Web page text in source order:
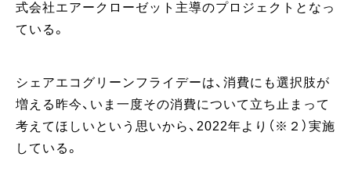
式会社エアークローゼット主導のプロジェクトとなっ
ている。
シェアエコグリーンフライデーは、消費にも選択肢が
増える昨今、いま一度その消費について立ち止まって
考えてほしいという思いから、2022年より（※２）実施
している。